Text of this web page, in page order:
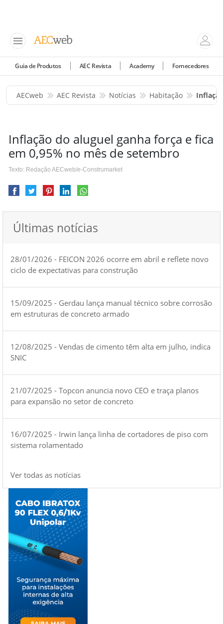
Guia de Produtos AEC Revista Academy Fornecedores
AECweb AEC Revista Notícias Habitação
Inflação do aluguel ganha força e fica
em 0,95% no mês de setembro
Texto: Redação AECweb/e-Construmarket
Últimas notícias
28/01/2026 - FEICON 2026 ocorre em abril e reflete novo
ciclo de expectativas para construção
15/09/2025 - Gerdau lança manual técnico sobre corrosão
em estruturas de concreto armado
12/08/2025 - Vendas de cimento têm alta em julho, indica
SNIC
21/07/2025 - Topcon anuncia novo CEO e traça planos
para expansão no setor de concreto
16/07/2025 - Irwin lança linha de cortadores de piso com
sistema rolamentado
Ver todas as notícias